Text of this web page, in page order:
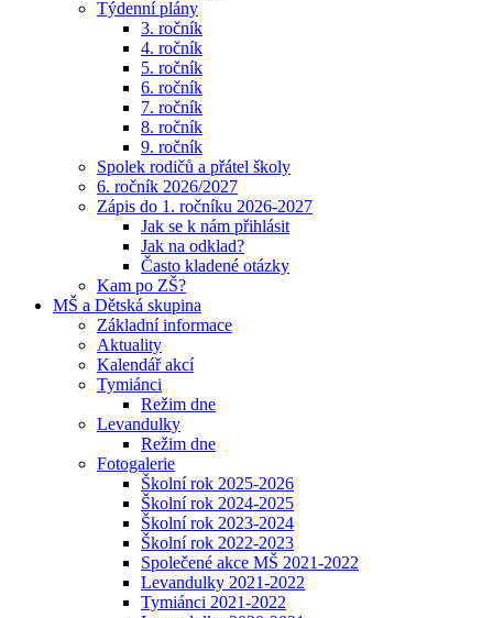
Týdenní plány
3. ročník
4. ročník
5. ročník
6. ročník
7. ročník
8. ročník
9. ročník
Spolek rodičů a přátel školy
6. ročník 2026/2027
Zápis do 1. ročníku 2026-2027
Jak se k nám přihlásit
Jak na odklad?
Často kladené otázky
Kam po ZŠ?
MŠ a Dětská skupina
Základní informace
Aktuality
Kalendář akcí
Tymiánci
Režim dne
Levandulky
Režim dne
Fotogalerie
Školní rok 2025-2026
Školní rok 2024-2025
Školní rok 2023-2024
Školní rok 2022-2023
Společené akce MŠ 2021-2022
Levandulky 2021-2022
Tymiánci 2021-2022